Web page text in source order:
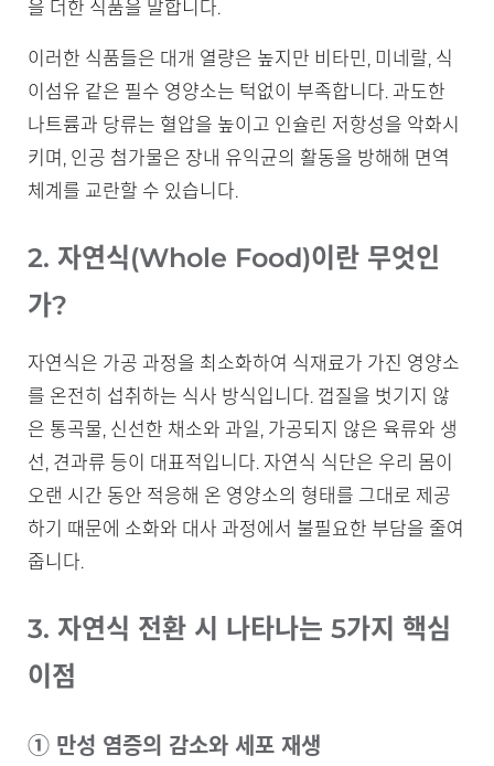
을 더한 식품을 말합니다.
이러한 식품들은 대개 열량은 높지만 비타민, 미네랄, 식
이섬유 같은 필수 영양소는 턱없이 부족합니다. 과도한
나트륨과 당류는 혈압을 높이고 인슐린 저항성을 악화시
키며, 인공 첨가물은 장내 유익균의 활동을 방해해 면역
체계를 교란할 수 있습니다.
2. 자연식(Whole Food)이란 무엇인
가?
자연식은 가공 과정을 최소화하여 식재료가 가진 영양소
를 온전히 섭취하는 식사 방식입니다. 껍질을 벗기지 않
은 통곡물, 신선한 채소와 과일, 가공되지 않은 육류와 생
선, 견과류 등이 대표적입니다. 자연식 식단은 우리 몸이
오랜 시간 동안 적응해 온 영양소의 형태를 그대로 제공
하기 때문에 소화와 대사 과정에서 불필요한 부담을 줄여
줍니다.
3. 자연식 전환 시 나타나는 5가지 핵심
이점
① 만성 염증의 감소와 세포 재생